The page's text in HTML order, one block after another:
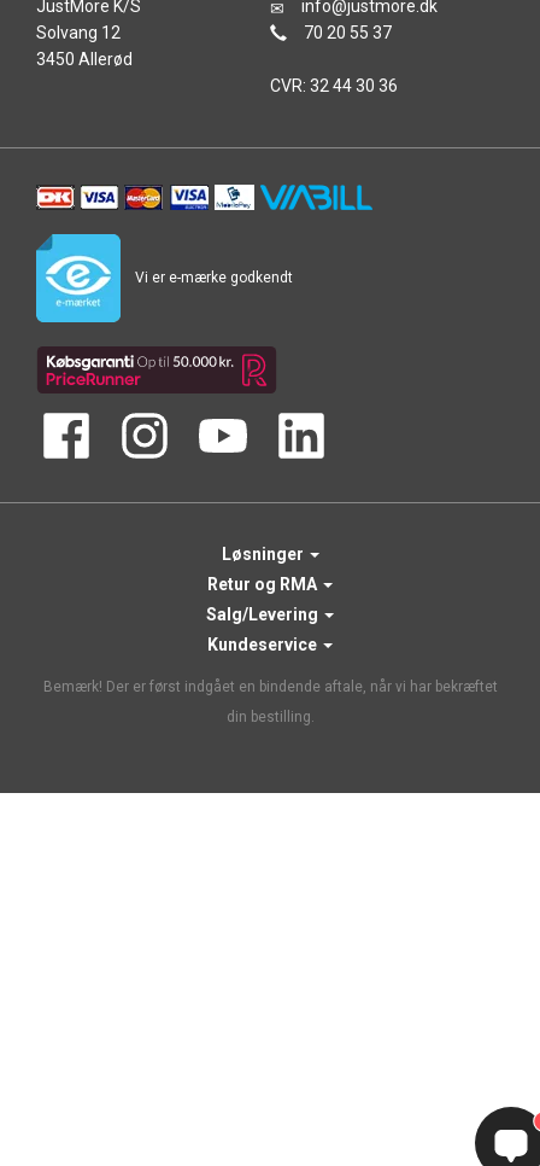
JustMore K/S
Solvang 12
3450 Allerød
info@justmore.dk
70 20 55 37
CVR: 32 44 30 36
Vi er e-mærke godkendt
Løsninger
Retur og RMA
Salg/Levering
Kundeservice
Bemærk! Der er først indgået en bindende aftale, når vi har bekræftet
din bestilling.